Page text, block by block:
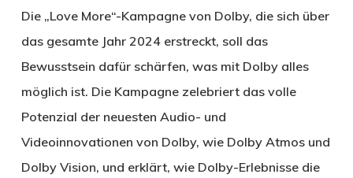
Die „Love More“-Kampagne von Dolby, die sich über
das gesamte Jahr 2024 erstreckt, soll das
Bewusstsein dafür schärfen, was mit Dolby alles
möglich ist. Die Kampagne zelebriert das volle
Potenzial der neuesten Audio- und
Videoinnovationen von Dolby, wie Dolby Atmos und
Dolby Vision, und erklärt, wie Dolby-Erlebnisse die